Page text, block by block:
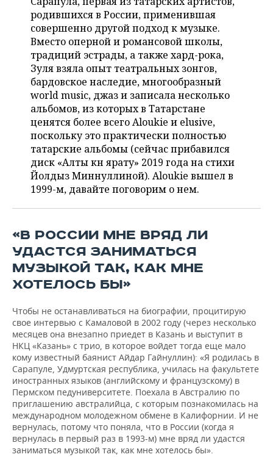
КИБЕРСПОРТ
ФИГУРНОЕ КАТАНИЕ
ВОДНЫЕ ВИДЫ СПОРТА
ХОККЕЙ С МЯЧОМ
КУЛЬТУРА
МЕДИЦИНА
ОБРАЗОВАНИЕ
ПРОИСШЕСТВИЯ
СПИСОК КОМПАНИЙ
родившихся в России, применившая
совершенно другой подход к музыке.
Вместо оперной и романсовой школы,
традиций эстрады, а также хард-рока,
Зуля взяла опыт театральных зонгов,
бардовское наследие, многообразный
world music, джаз и записала несколько
альбомов, из которых в Татарстане
ценятся более всего Aloukie и elusive,
поскольку это практически полностью
татарские альбомы (сейчас прибавился
диск «Алты көн ярату» 2019 года на стихи
Йолдыз Миннуллиной). Aloukie вышел в
1999-м, давайте поговорим о нем.
«В РОССИИ МНЕ ВРЯД ЛИ
УДАСТСЯ ЗАНИМАТЬСЯ
МУЗЫКОЙ ТАК, КАК МНЕ
ХОТЕЛОСЬ БЫ»
Чтобы не останавливаться на биографии, процитирую
свое интервью с Камаловой в 2002 году (через несколько
месяцев она внезапно приедет в Казань и выступит в
НКЦ «Казань» с трио, в которое войдет тогда еще мало
кому известный баянист Айдар Гайнуллин): «Я родилась в
Сарапуле, Удмуртская республика, училась на факультете
иностранных языков (английскому и французскому) в
Пермском педуниверситете. Поехала в Австралию по
приглашению австралийца, с которым познакомилась на
международном молодежном обмене в Калифорнии. И не
вернулась, потому что поняла, что в России (когда я
вернулась в первый раз в 1993-м) мне вряд ли удастся
заниматься музыкой так, как мне хотелось бы».